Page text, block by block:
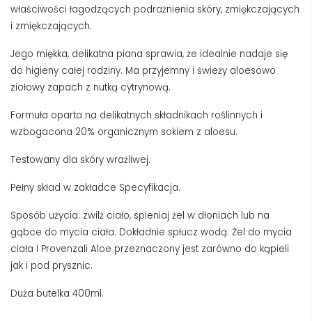
właściwości łagodzących podrażnienia skóry, zmiękczających
i zmiękczających.
Jego miękka, delikatna piana sprawia, że ​​idealnie nadaje się
do higieny całej rodziny. Ma przyjemny i świeży aloesowo
ziołowy zapach z nutką cytrynową.
Formuła oparta na delikatnych składnikach roślinnych i
wzbogacona 20% organicznym sokiem z aloesu.
Testowany dla skóry wrażliwej.
Pełny skład w zakładce Specyfikacja.
Sposób użycia: zwilż ciało, spieniaj żel w dłoniach lub na
gąbce do mycia ciała. Dokładnie spłucz wodą. Żel do mycia
ciała I Provenzali Aloe przeznaczony jest zarówno do kąpieli
jak i pod prysznic.
Duża butelka 400ml.